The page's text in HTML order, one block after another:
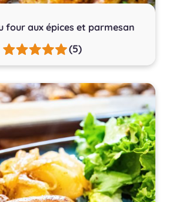
four aux épices et parmesan
(5)